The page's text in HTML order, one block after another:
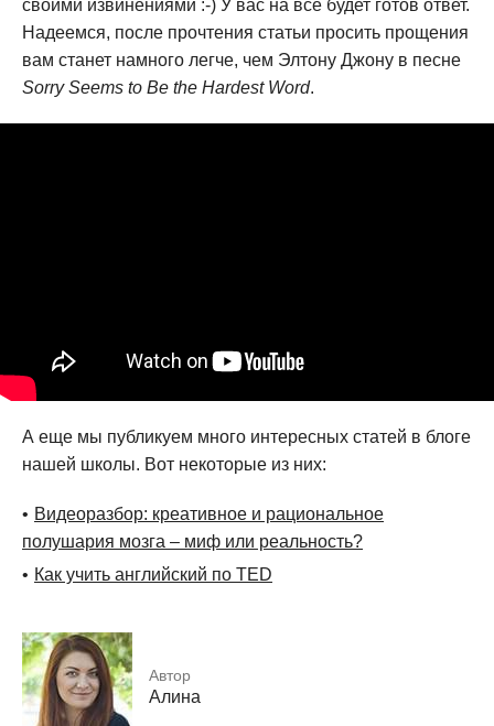
своими извинениями :-) У вас на все будет готов ответ.
Надеемся, после прочтения статьи просить прощения
вам станет намного легче, чем Элтону Джону в песне
Sorry Seems to Be the Hardest Word.
А еще мы публикуем много интересных статей в блоге
нашей школы. Вот некоторые из них:
Видеоразбор: креативное и рациональное
полушария мозга – миф или реальность?
Как учить английский по TED
Автор
Алина